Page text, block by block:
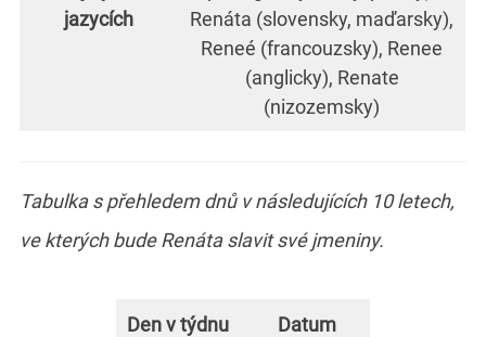
jazycích
Renáta (slovensky, maďarsky),
Reneé (francouzsky), Renee
(anglicky), Renate
(nizozemsky)
Tabulka s přehledem dnů v následujících 10 letech,
ve kterých bude Renáta slavit své jmeniny.
Den v týdnu Datum